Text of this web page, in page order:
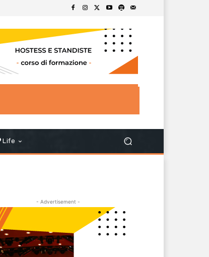
Life
- Advertisement -